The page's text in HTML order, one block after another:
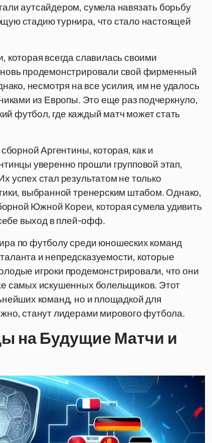
аутсайдером, сумела навязать борьбу
стадию турнира, что стало настоящей
которая всегда славилась своими
продемонстрировали свой фирменный
несмотря на все усилия, им не удалось
из Европы. Это еще раз подчеркнуло,
футбол, где каждый матч может стать
Аргентины, которая, как и
уверенно прошли групповой этап,
успех стал результатом не только
выбранной тренерским штабом. Однако,
Южной Кореи, которая сумела удивить
выход в плей-офф.
по футболу среди юношеских команд
и непредсказуемости, которые
игроки продемонстрировали, что они
самых искушенных болельщиков. Этот
команд, но и площадкой для
станут лидерами мирового футбола.
на Будущие Матчи и